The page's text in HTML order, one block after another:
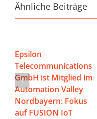
Ähnliche Beiträge
Epsilon
Telecommunications
GmbH ist Mitglied im
Automation Valley
Nordbayern: Fokus
auf FUSION IoT